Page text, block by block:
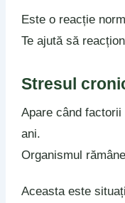
Este o reacție
Te ajută să
Stresul
Apare când
ani.
Organismul
Aceasta este